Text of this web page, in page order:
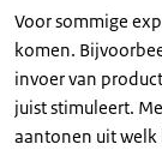
Voor sommige
komen.
invoer van
juist stimuleert.
aantonen uit